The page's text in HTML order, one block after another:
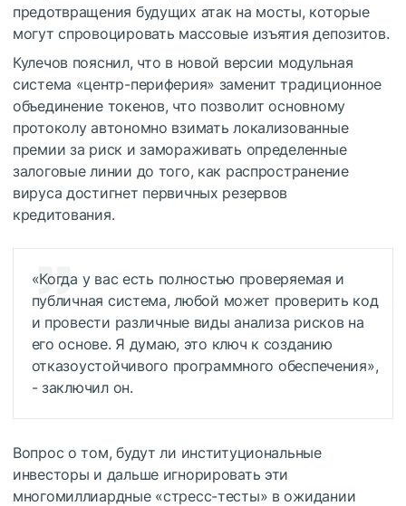
предотвращения будущих атак на мосты, которые
могут спровоцировать массовые изъятия депозитов.
Кулечов пояснил, что в новой версии модульная
система «центр-периферия» заменит традиционное
объединение токенов, что позволит основному
протоколу автономно взимать локализованные
премии за риск и замораживать определенные
залоговые линии до того, как распространение
вируса достигнет первичных резервов
кредитования.
«Когда у вас есть полностью проверяемая и
публичная система, любой может проверить код
и провести различные виды анализа рисков на
его основе. Я думаю, это ключ к созданию
отказоустойчивого программного обеспечения»,
- заключил он.
Вопрос о том, будут ли институциональные
инвесторы и дальше игнорировать эти
многомиллиардные «стресс-тесты» в ожидании